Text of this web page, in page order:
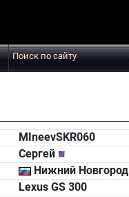
Поиск по сайту
MIneevSKR060
Сергей
Нижний Новгород
Lexus GS 300